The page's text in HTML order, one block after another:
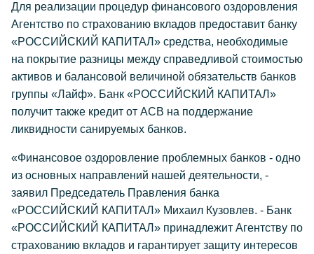
Для реализации процедур финансового оздоровления
Агентство по страхованию вкладов предоставит банку
«РОССИЙСКИЙ КАПИТАЛ» средства, необходимые
на покрытие разницы между справедливой стоимостью
активов и балансовой величиной обязательств банков
группы «Лайф». Банк «РОССИЙСКИЙ КАПИТАЛ»
получит также кредит от АСВ на поддержание
ликвидности санируемых банков.
«Финансовое оздоровление проблемных банков - одно
из основных направлений нашей деятельности, -
заявил Председатель Правления банка
«РОССИЙСКИЙ КАПИТАЛ» Михаил Кузовлев. - Банк
«РОССИЙСКИЙ КАПИТАЛ» принадлежит Агентству по
страхованию вкладов и гарантирует защиту интересов